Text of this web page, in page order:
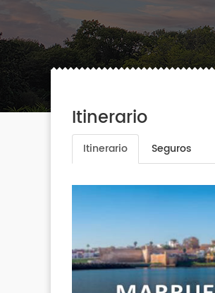
Itinerario
Itinerario Seguros